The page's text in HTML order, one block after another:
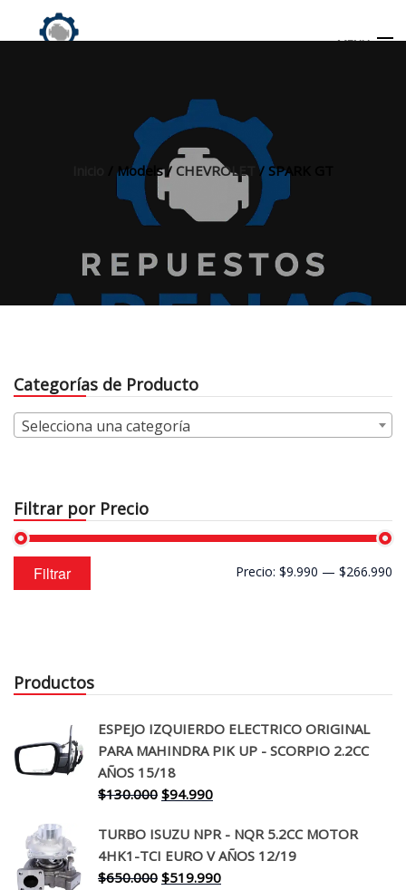
MENU
/ Models / CHEVROLET / SPARK GT
Categorías de Producto
Selecciona una categoría
Filtrar por Precio
Precio
mínimo
Precio
máximo
Filtrar Precio: $9.990 — $266.990
Productos
ESPEJO IZQUIERDO ELECTRICO ORIGINAL
PARA MAHINDRA PIK UP - SCORPIO 2.2CC
AÑOS 15/18
$130.000 El
original
era:
$130.000.
$94.990El
actual
es:
$94.990.
TURBO ISUZU NPR - NQR 5.2CC MOTOR
4HK1-TCI EURO V AÑOS 12/19
$650.000 El
$519.990El